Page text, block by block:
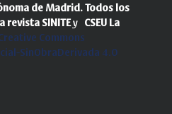
de Madrid. Todos los
revista SINITEy CSEU La
Commons
SinObraDerivada 4.0